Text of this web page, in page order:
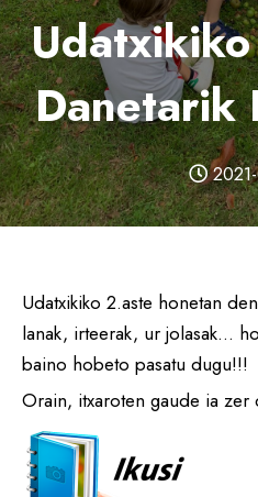
Danetarik
Udatxikiko 2.aste honetan
lanak, irteerak, ur jolasak…
baino hobeto pasatu dugu!!!
Orain, itxaroten gaude ia zer